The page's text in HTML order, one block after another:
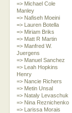
=> Michael Cole
Manley
=> Nafiseh Moeini
=> Lauren Botella
=> Miriam Briks
=> Matt R Martin
=> Manfred W.
Juergens
=> Manuel Sanchez
=> Leah Hopkins
Henry
=> Nancie Richers
=> Metin Unsal
=> Nataly Levaschuk
=> Nina Reznichenko
=> Larissa Morais